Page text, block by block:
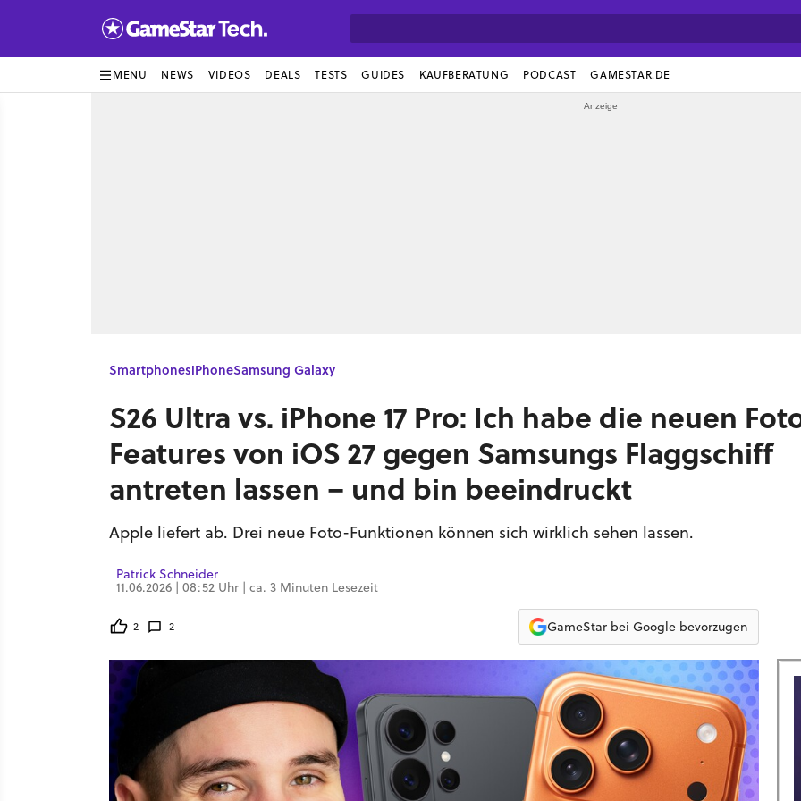
MENU NEWS VIDEOS DEALS TESTS GUIDES KAUFBERATUNG PODCAST GAMESTAR.DE
SmartphonesiPhoneSamsung Galaxy
S26 Ultra vs. iPhone 17 Pro: Ich habe die neuen
Features von iOS 27 gegen Samsungs Flaggschiff
antreten lassen – und bin beeindruckt
Apple liefert ab. Drei neue Foto-Funktionen können sich wirklich sehen lassen.
Patrick Schneider
11.06.2026 | 08:52 Uhr | ca. 3 Minuten Lesezeit
2 2 GameStar bei Google bevorzugen